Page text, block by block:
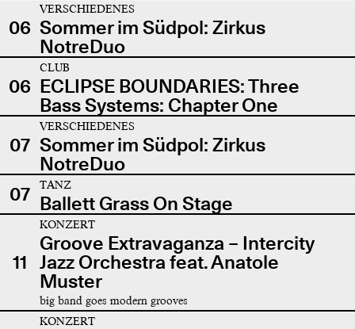
06
VERSCHIEDENES
Sommer im Südpol: Zirkus
NotreDuo
06
CLUB
ECLIPSE BOUNDARIES: Three
Bass Systems: Chapter One
07
VERSCHIEDENES
Sommer im Südpol: Zirkus
NotreDuo
07
TANZ
Ballett Grass On Stage
11
KONZERT
Groove Extravaganza – Intercity
Jazz Orchestra feat. Anatole
Muster
big band goes modern grooves
KONZERT